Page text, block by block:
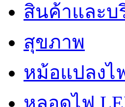
สินค้าและบ
สุขภาพ
หม้อแปลงไ
หลอดไฟ